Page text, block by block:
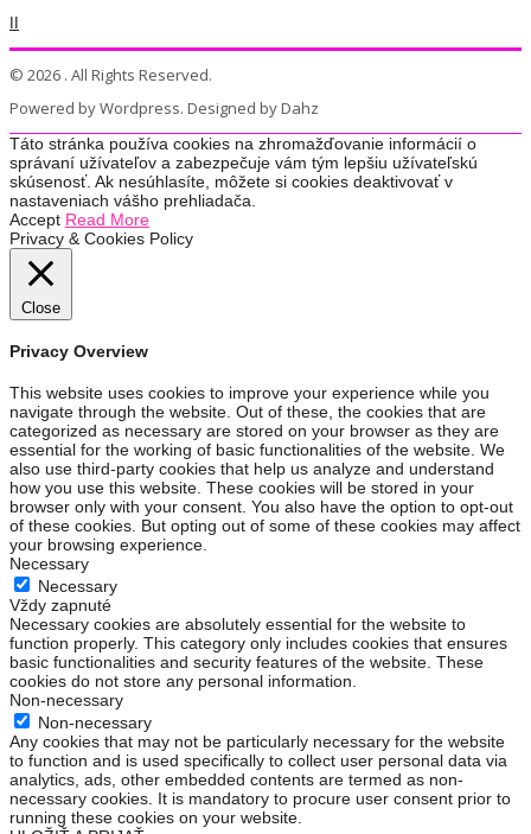
© 2026 . All Rights Reserved.
Powered by Wordpress. Designed by Dahz
Táto stránka používa cookies na zhromažďovanie informácií o
správaní užívateľov a zabezpečuje vám tým lepšiu užívateľskú
skúsenosť. Ak nesúhlasíte, môžete si cookies deaktivovať v
nastaveniach vášho prehliadača.
Accept Read More
Privacy & Cookies Policy
Close
Privacy Overview
This website uses cookies to improve your experience while you
navigate through the website. Out of these, the cookies that are
categorized as necessary are stored on your browser as they are
essential for the working of basic functionalities of the website. We
also use third-party cookies that help us analyze and understand
how you use this website. These cookies will be stored in your
browser only with your consent. You also have the option to opt-out
of these cookies. But opting out of some of these cookies may affect
your browsing experience.
Necessary
Necessary
Vždy zapnuté
Necessary cookies are absolutely essential for the website to
function properly. This category only includes cookies that ensures
basic functionalities and security features of the website. These
cookies do not store any personal information.
Non-necessary
Non-necessary
Any cookies that may not be particularly necessary for the website
to function and is used specifically to collect user personal data via
analytics, ads, other embedded contents are termed as non-
necessary cookies. It is mandatory to procure user consent prior to
running these cookies on your website.